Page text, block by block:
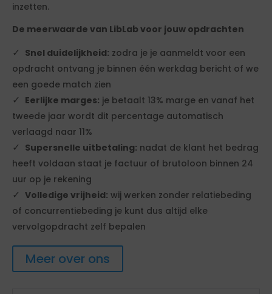
inzetten.
De meerwaarde van LibLab voor jouw opdrachten
Snel duidelijkheid: zodra je je aanmeldt voor een
opdracht ontvang je binnen één werkdag bericht of we
een goede match zien
Eerlijke marges: je betaalt 13% marge en vanaf het
tweede jaar wordt dit percentage automatisch
verlaagd naar 11%
Supersnelle uitbetaling: nadat de klant het bedrag
heeft voldaan staat je factuur of brutoloon binnen 24
uur op je rekening
Volledige vrijheid: wij werken zonder relatiebeding
of concurrentiebeding je kunt dus altijd elke
vervolgopdracht zelf bepalen
Meer over ons